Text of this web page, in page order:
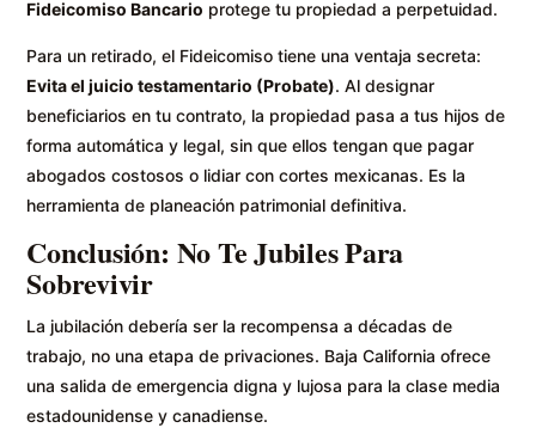
Fideicomiso Bancario protege tu propiedad a perpetuidad.
Para un retirado, el Fideicomiso tiene una ventaja secreta:
Evita el juicio testamentario (Probate). Al designar
beneficiarios en tu contrato, la propiedad pasa a tus hijos de
forma automática y legal, sin que ellos tengan que pagar
abogados costosos o lidiar con cortes mexicanas. Es la
herramienta de planeación patrimonial definitiva.
Conclusión: No Te Jubiles Para
Sobrevivir
La jubilación debería ser la recompensa a décadas de
trabajo, no una etapa de privaciones. Baja California ofrece
una salida de emergencia digna y lujosa para la clase media
estadounidense y canadiense.